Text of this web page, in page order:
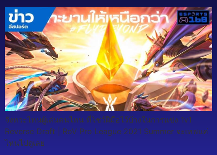
จังหวะไหนผู้เล่นคนไหน ที่โชว์ฝีมือไว้บ้างในการแข่ง 1v1
Reverse Draft | RoV Pro League 2021 Summer จะเทพแค่
ไหนไปดูเลย